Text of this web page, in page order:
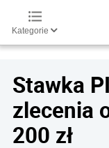
Kategorie
Stawka
zlecenia
200 zł